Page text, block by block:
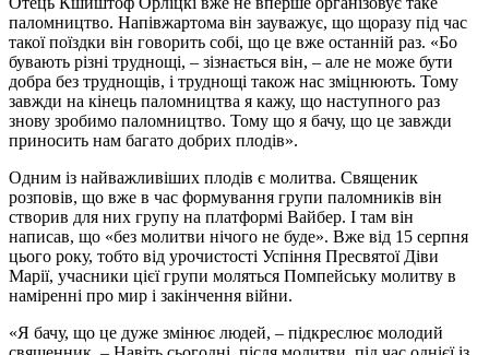
паломництво. Напівжартома він зауважує, що щоразу під час
такої поїздки він говорить собі, що це вже останній раз. «Бо
бувають різні труднощі, – зізнається він, – але не може бути
добра без труднощів, і труднощі також нас зміцнюють. Тому
завжди на кінець паломництва я кажу, що наступного раз
знову зробимо паломництво. Тому що я бачу, що це завжди
приносить нам багато добрих плодів».
Одним із найважливіших плодів є молитва. Священик
розповів, що вже в час формування групи паломників він
створив для них групу на платформі Вайбер. І там він
написав, що «без молитви нічого не буде». Вже від 15 серпня
цього року, тобто від урочистості Успіння Пресвятої Діви
Марії, учасники цієї групи моляться Помпейську молитву в
наміренні про мир і закінчення війни.
«Я бачу, що це дуже змінює людей, – підкреслює молодий